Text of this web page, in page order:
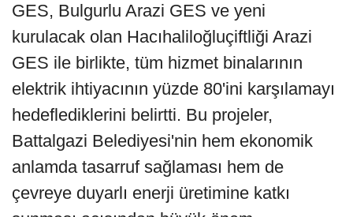
GES, Bulgurlu Arazi GES ve yeni
kurulacak olan Hacıhaliloğluçiftliği Arazi
GES ile birlikte, tüm hizmet binalarının
elektrik ihtiyacının yüzde 80'ini karşılamayı
hedeflediklerini belirtti. Bu projeler,
Battalgazi Belediyesi'nin hem ekonomik
anlamda tasarruf sağlaması hem de
çevreye duyarlı enerji üretimine katkı